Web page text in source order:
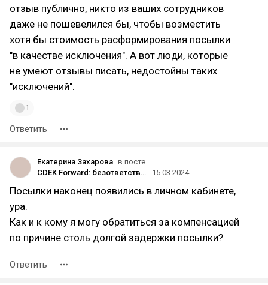
отзыв публично, никто из ваших сотрудников
даже не пошевелился бы, чтобы возместить
хотя бы стоимость расформирования посылки
"в качестве исключения". А вот люди, которые
не умеют отзывы писать, недостойны таких
"исключений".
1
Ответить
Екатерина Захарова в посте
CDEK Forward: безответственность и высасывание денег с клиентов
15.03.2024
Посылки наконец появились в личном кабинете,
ура.
Как и к кому я могу обратиться за компенсацией
по причине столь долгой задержки посылки?
Ответить